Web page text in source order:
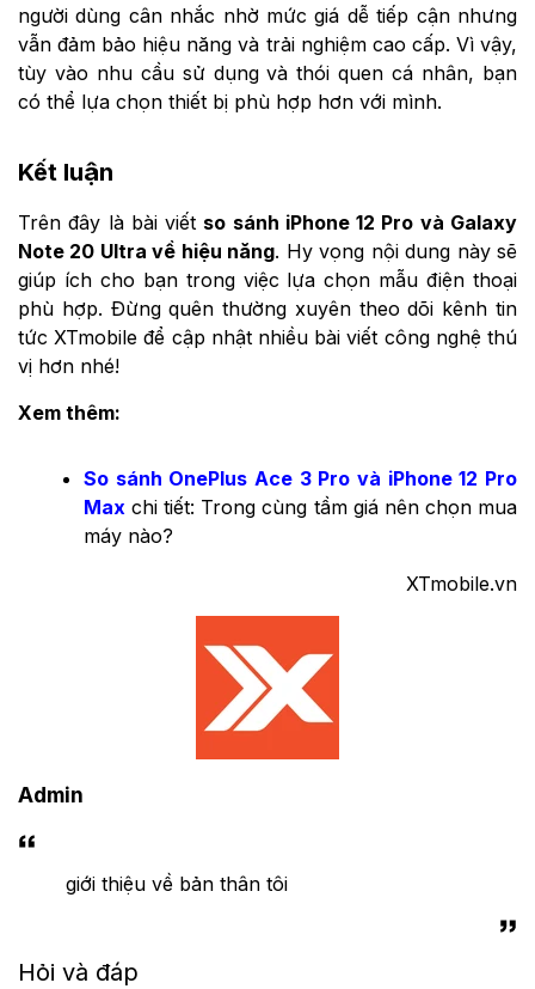
người dùng cân nhắc nhờ mức giá dễ tiếp cận nhưng
vẫn đảm bảo hiệu năng và trải nghiệm cao cấp. Vì vậy,
tùy vào nhu cầu sử dụng và thói quen cá nhân, bạn
có thể lựa chọn thiết bị phù hợp hơn với mình.
Kết luận
Trên đây là bài viết so sánh iPhone 12 Pro và Galaxy
Note 20 Ultra về hiệu năng. Hy vọng nội dung này sẽ
giúp ích cho bạn trong việc lựa chọn mẫu điện thoại
phù hợp. Đừng quên thường xuyên theo dõi kênh tin
tức XTmobile để cập nhật nhiều bài viết công nghệ thú
vị hơn nhé!
Xem thêm:
So sánh OnePlus Ace 3 Pro và iPhone 12 Pro
Max chi tiết: Trong cùng tầm giá nên chọn mua
máy nào?
XTmobile.vn
Admin
giới thiệu về bản thân tôi
Hỏi và đáp